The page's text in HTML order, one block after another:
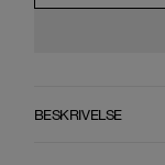
BESKRIVELSE